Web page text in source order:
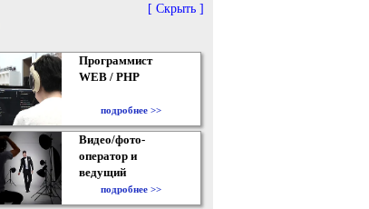
[ Скрыть ]
Программист
WEB / PHP
подробнее >>
Видео/фото-
оператор и
ведущий
подробнее >>